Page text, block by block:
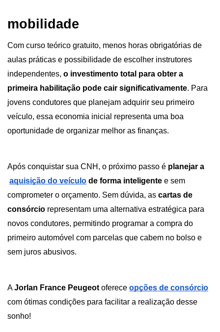
mobilidade
Com curso teórico gratuito, menos horas obrigatórias de
aulas práticas e possibilidade de escolher instrutores
independentes, o investimento total para obter a
primeira habilitação pode cair significativamente. Para
jovens condutores que planejam adquirir seu primeiro
veículo, essa economia inicial representa uma boa
oportunidade de organizar melhor as finanças.
Após conquistar sua CNH, o próximo passo é planejar a
aquisição do veículo de forma inteligente e sem
comprometer o orçamento. Sem dúvida, as cartas de
consórcio representam uma alternativa estratégica para
novos condutores, permitindo programar a compra do
primeiro automóvel com parcelas que cabem no bolso e
sem juros abusivos.
A Jorlan France Peugeot oferece opções de consórcio
com ótimas condições para facilitar a realização desse
sonho!